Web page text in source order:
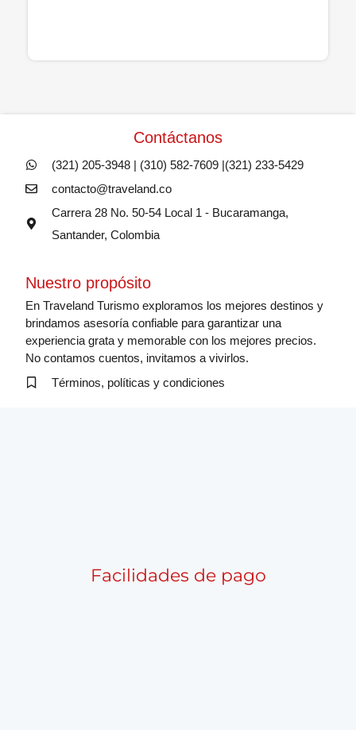
Contáctanos
(321) 205-3948 | (310) 582-7609 |(321) 233-5429
contacto@traveland.co
Carrera 28 No. 50-54 Local 1 - Bucaramanga,
Santander, Colombia
Nuestro propósito
En Traveland Turismo exploramos los mejores destinos y
brindamos asesoría confiable para garantizar una
experiencia grata y memorable con los mejores precios.
No contamos cuentos, invitamos a vivirlos.
Términos, políticas y condiciones
Facilidades de pago